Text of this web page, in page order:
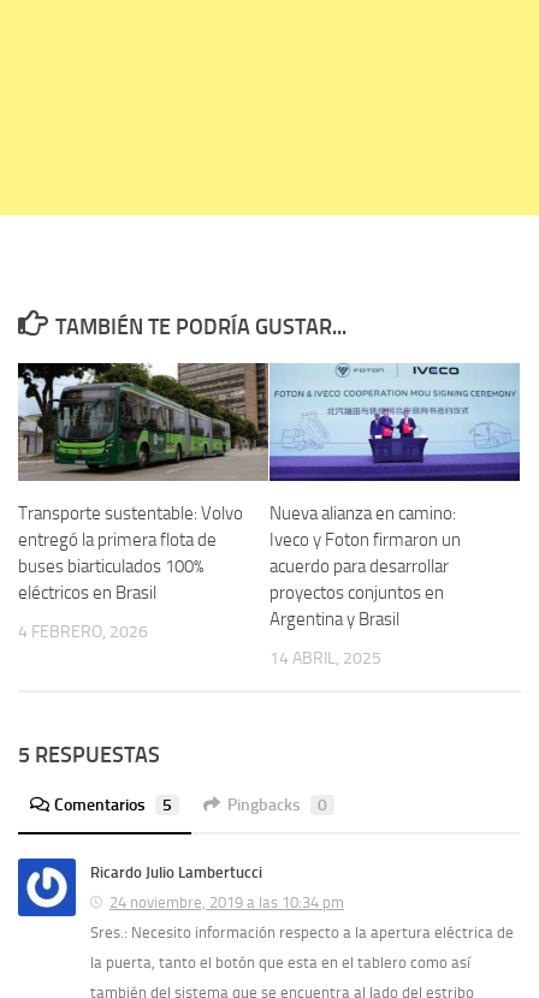
TAMBIÉN TE PODRÍA GUSTAR...
Transporte sustentable: Volvo
entregó la primera flota de
buses biarticulados 100%
eléctricos en Brasil
4 FEBRERO, 2026
Nueva alianza en camino:
Iveco y Foton firmaron un
acuerdo para desarrollar
proyectos conjuntos en
Argentina y Brasil
14 ABRIL, 2025
5 RESPUESTAS
Comentarios 5 Pingbacks 0
Ricardo Julio Lambertucci
24 noviembre, 2019 a las 10:34 pm
Sres.: Necesito información respecto a la apertura eléctrica de
la puerta, tanto el botón que esta en el tablero como así
también del sistema que se encuentra al lado del estribo